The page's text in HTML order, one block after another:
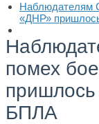
Наблюдателям
«ДНР»
помех
БПЛА